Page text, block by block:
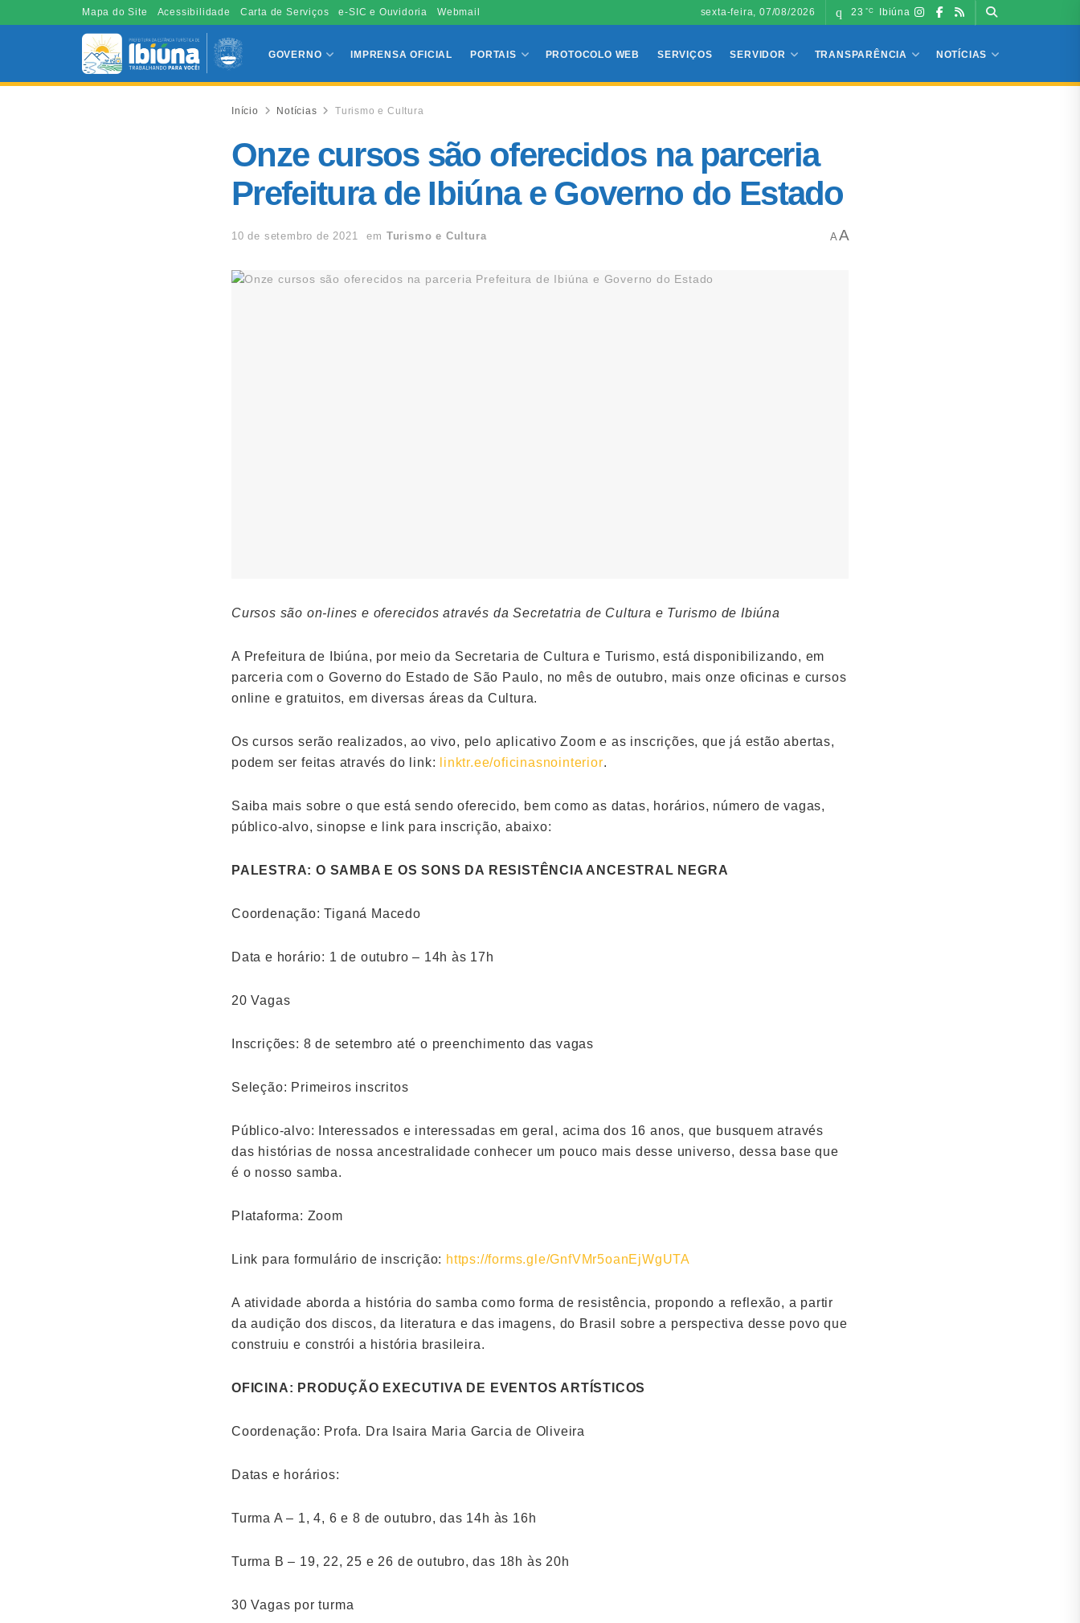
Mapa do Site Acessibilidade Carta de Serviços e-SIC e Ouvidoria Webmail sexta-feira, 07/08/2026 23 °C Ibiúna
GOVERNO IMPRENSA OFICIAL PORTAIS PROTOCOLO WEB SERVIÇOS SERVIDOR TRANSPARÊNCIA NOTÍCIAS
Início Notícias Turismo e Cultura
Onze cursos são oferecidos na parceria
Prefeitura de Ibiúna e Governo do Estado
10 de setembro de 2021 em Turismo e Cultura A A
Cursos são on-lines e oferecidos através da Secretatria de Cultura e Turismo de Ibiúna
A Prefeitura de Ibiúna, por meio da Secretaria de Cultura e Turismo, está disponibilizando, em
parceria com o Governo do Estado de São Paulo, no mês de outubro, mais onze oficinas e cursos
online e gratuitos, em diversas áreas da Cultura.
Os cursos serão realizados, ao vivo, pelo aplicativo Zoom e as inscrições, que já estão abertas,
podem ser feitas através do link:
linktr.ee/oficinasnointerior.
Saiba mais sobre o que está sendo oferecido, bem como as datas, horários, número de vagas,
público-alvo, sinopse e link para inscrição, abaixo:
PALESTRA: O SAMBA E OS SONS DA RESISTÊNCIA ANCESTRAL NEGRA
Coordenação: Tiganá Macedo
Data e horário: 1 de outubro – 14h às 17h
20 Vagas
Inscrições: 8 de setembro até o preenchimento das vagas
Seleção: Primeiros inscritos
Público-alvo: Interessados e interessadas em geral, acima dos 16 anos, que busquem através
das histórias de nossa ancestralidade conhecer um pouco mais desse universo, dessa base que
é o nosso samba.
Plataforma: Zoom
Link para formulário de inscrição: https://forms.gle/GnfVMr5oanEjWgUTA
A atividade aborda a história do samba como forma de resistência, propondo a reflexão, a partir
da audição dos discos, da literatura e das imagens, do Brasil sobre a perspectiva desse povo que
construiu e constrói a história brasileira.
OFICINA: PRODUÇÃO EXECUTIVA DE EVENTOS ARTÍSTICOS
Coordenação: Profa. Dra Isaira Maria Garcia de Oliveira
Datas e horários:
Turma A – 1, 4, 6 e 8 de outubro, das 14h às 16h
Turma B – 19, 22, 25 e 26 de outubro, das 18h às 20h
30 Vagas por turma